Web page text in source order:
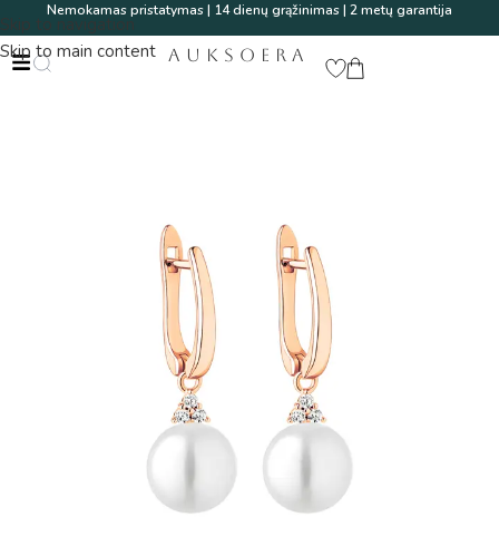
Skip to navigation
Skip to main content
Nemokamas pristatymas | 14 dienų grąžinimas | 2 metų garantija
AUKSOERA